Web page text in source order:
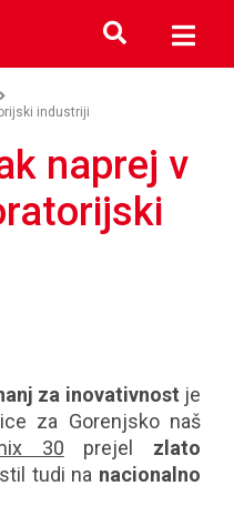
industriji
naprej v
za inovativnost je
za Gorenjsko naš
30 prejel zlato
tudi na nacionalno